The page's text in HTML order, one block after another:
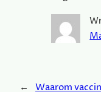
← Waarom